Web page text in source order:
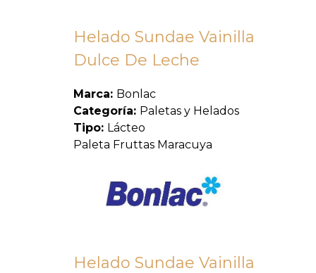
Helado Sundae Vainilla
Dulce De Leche
Marca: Bonlac
Categoría: Paletas y Helados
Tipo: Lácteo
Paleta Fruttas Maracuya
Helado Sundae Vainilla